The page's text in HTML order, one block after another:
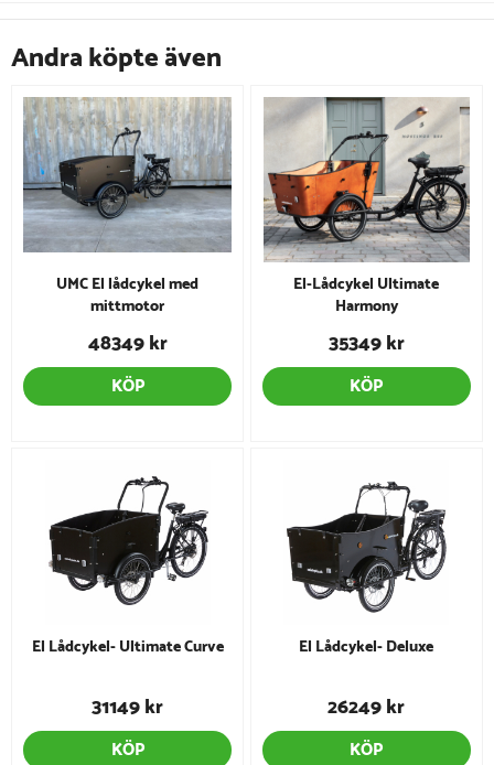
Andra köpte även
UMC El lådcykel med
mittmotor
48349 kr
KÖP
El-Lådcykel Ultimate
Harmony
35349 kr
KÖP
El Lådcykel- Ultimate Curve
31149 kr
KÖP
El Lådcykel- Deluxe
26249 kr
KÖP